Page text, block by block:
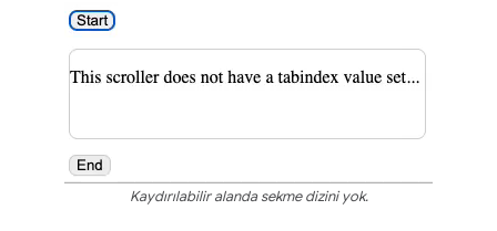
Kaydırılabilir alanda sekme dizini yok.